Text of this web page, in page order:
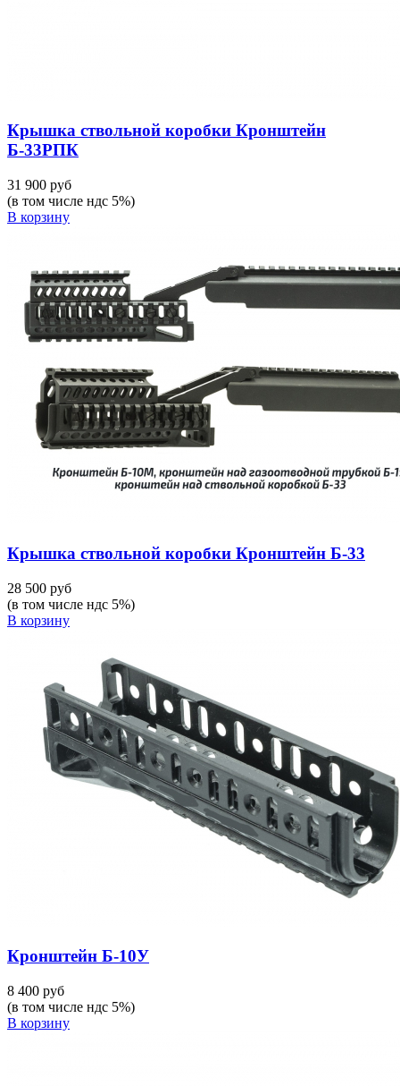
Крышка ствольной коробки Кронштейн
Б-33РПК
31 900 руб
(в том числе ндс 5%)
В корзину
Крышка ствольной коробки Кронштейн Б-33
28 500 руб
(в том числе ндс 5%)
В корзину
Кронштейн Б-10У
8 400 руб
(в том числе ндс 5%)
В корзину